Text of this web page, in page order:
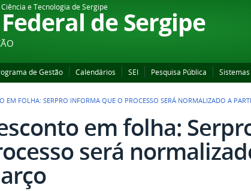
e Tecnologia de Sergipede Sergipe
de Gestão Calendários SEI Pesquisa Pública Sistemas
EM FOLHA: SERPRO INFORMA QUE O PROCESSO SERÁ NORMALIZADO A
em folha:
será